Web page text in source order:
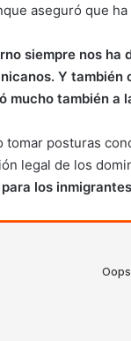
aseguró que
siempre nos
Y
mucho también a
tomar posturas
legal de los
los inmigrantes